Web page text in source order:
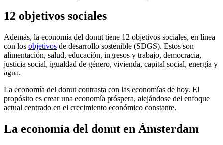
12 objetivos sociales
Además, la economía del donut tiene 12 objetivos sociales, en línea
con los objetivos de desarrollo sostenible (SDGS). Estos son
alimentación, salud, educación, ingresos y trabajo, democracia,
justicia social, igualdad de género, vivienda, capital social, energía y
agua.
La economía del donut contrasta con las economías de hoy. El
propósito es crear una economía próspera, alejándose del enfoque
actual centrado en el crecimiento económico constante.
La economía del donut en Ámsterdam